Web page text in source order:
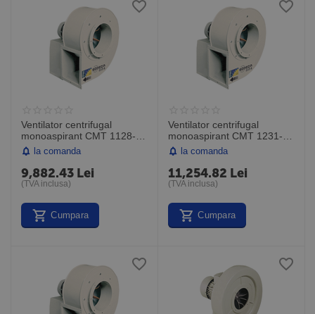
Ventilator centrifugal
monoaspirant CMT 1128-
2T IE3, debit maxim 4500
mc/h, Sodeca Spania
la comanda
9,882.43 Lei
(TVA inclusa)
Cumpara
Ventilator centrifugal
monoaspirant CMT 1231-
2T-4 IE3, debit maxim 5200
mc/h, Sodeca Spania
la comanda
11,254.82 Lei
(TVA inclusa)
Cumpara